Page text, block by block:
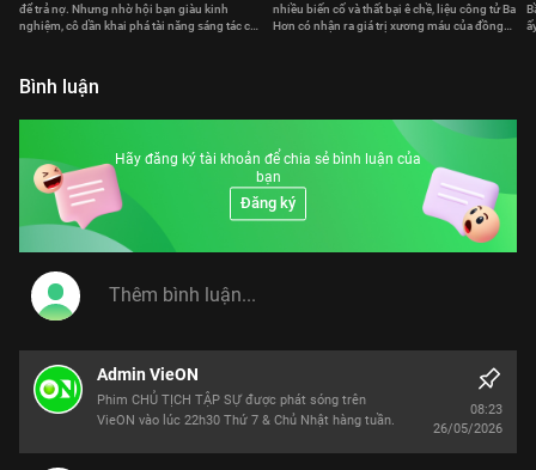
để trả nợ. Nhưng nhờ hội bạn giàu kinh
nghiệm, cô dần khai phá tài năng sáng tác của
nhiều biến cố và thất bại ê chề, liệu công tử Ba
Hơn có nhận ra giá trị xương máu của đồng
Bình luận
Hãy đăng ký tài khoản để chia sẻ bình luận của
bạn
Đăng ký
Admin VieON
Phim CHỦ TỊCH TẬP SỰ được phát sóng trên
VieON vào lúc 22h30 Thứ 7 & Chủ Nhật hàng tuần.
08:23
26/05/2026